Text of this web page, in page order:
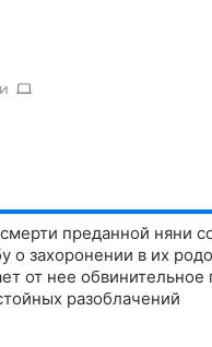
преданной няни
о захоронении в их
от нее
разоблачений